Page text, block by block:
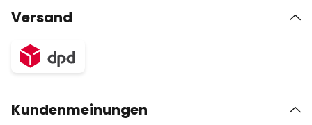
Versand
Kundenmeinungen